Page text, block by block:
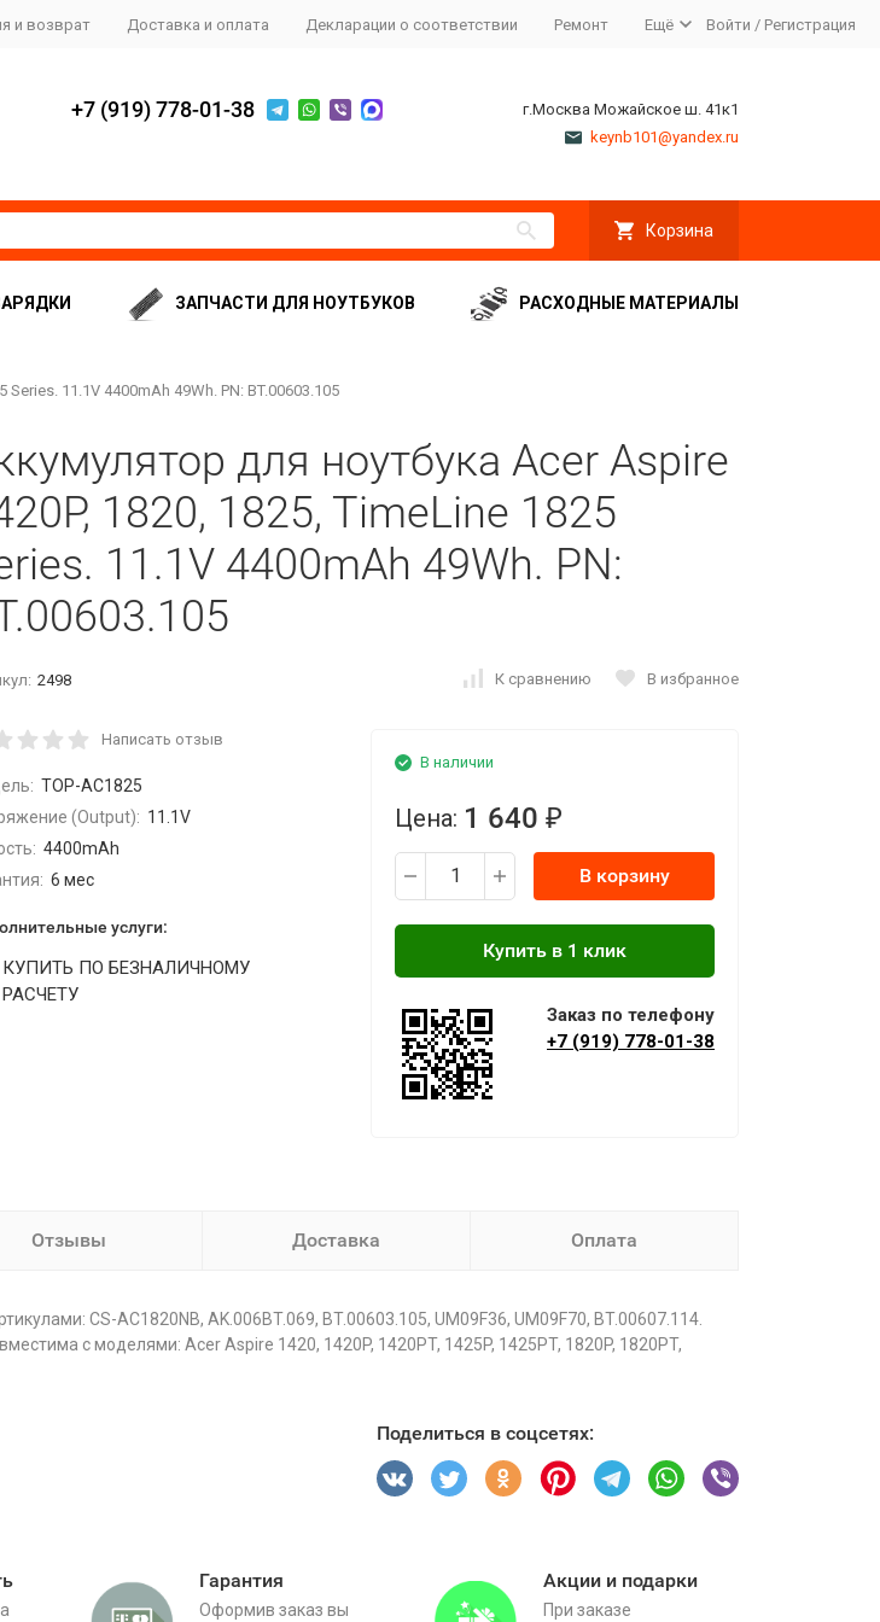
и возврат Доставка и оплата Декларации о соответствии Ремонт Ещё Войти / Регистрация
+7 (919) 778-01-38
г.Москва Можайское ш. 41к1
keynb101@yandex.ru
Корзина
ЗАПЧАСТИ ДЛЯ НОУТБУКОВ РАСХОДНЫЕ МАТЕРИАЛЫ
11.1V 4400mAh 49Wh. PN: BT.00603.105
для ноутбука Acer Aspire
1820, 1825, TimeLine 1825
11.1V 4400mAh 49Wh. PN:
2498 К сравнению В избранное
Написать отзыв
TOP-AC1825
(Output): 11.1V
4400mAh
6 мес
услуги:
КУПИТЬ ПО БЕЗНАЛИЧНОМУ
РАСЧЕТУ
В наличии
Цена: 1 640 ₽
В корзину
Заказ по телефону
+7 (919) 778-01-38
Отзывы Доставка Оплата
CS-AC1820NB, AK.006BT.069, BT.00603.105, UM09F36, UM09F70, BT.00607.114.
с моделями: Acer Aspire 1420, 1420P, 1420PT, 1425P, 1425PT, 1820P, 1820PT,
Поделиться в соцсетях:
Гарантия
Оформив заказ вы
Акции и подарки
При заказе